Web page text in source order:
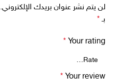
لن يتم نشر عنوان بريدك الإلكتروني.
بـ *
Your rating
*
Your review
*